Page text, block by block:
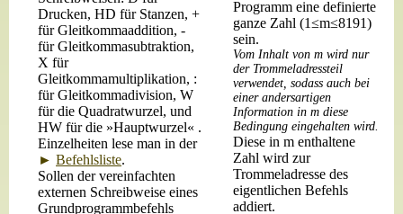
Drucken, HD für Stanzen, +
für Gleitkommaaddition, -
für Gleitkommasubtraktion,
X für
Gleitkommamultiplikation, :
für Gleitkommadivision, W
für die Quadratwurzel, und
HW für die »Hauptwurzel« .
Einzelheiten lese man in der
► Befehlsliste.
Sollen der vereinfachten
externen Schreibweise eines
Grundprogrammbefehls
Programm eine definierte
ganze Zahl (1≤m≤8191)
sein.
Vom Inhalt von m wird nur
der Trommeladressteil
verwendet, sodass auch bei
einer andersartigen
Information in m diese
Bedingung eingehalten wird.
Diese in m enthaltene
Zahl wird zur
Trommeladresse des
eigentlichen Befehls
addiert.